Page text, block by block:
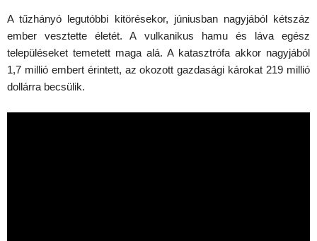
A tűzhányó legutóbbi kitörésekor, júniusban nagyjából kétszáz
ember vesztette életét. A vulkanikus hamu és láva egész
településeket temetett maga alá. A katasztrófa akkor nagyjából
1,7 millió embert érintett, az okozott gazdasági károkat 219 millió
dollárra becsülik.